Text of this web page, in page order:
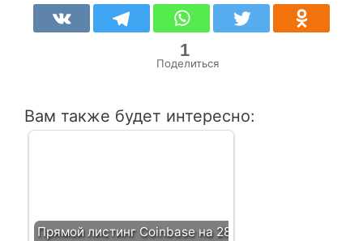
1
Поделиться
Вам также будет интересно:
Прямой листинг Coinbase на 28